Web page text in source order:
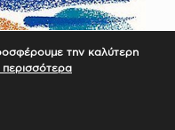
την καλύτερη
περισσότερα